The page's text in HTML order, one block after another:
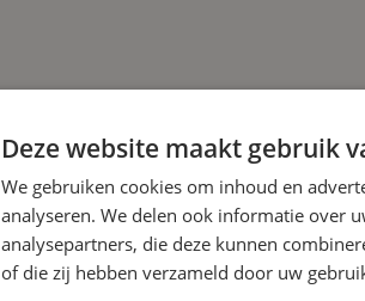
Deze website maakt gebruik
We gebruiken cookies om inhoud en
analyseren. We delen ook informatie over
analysepartners, die deze kunnen
of die zij hebben verzameld door uw